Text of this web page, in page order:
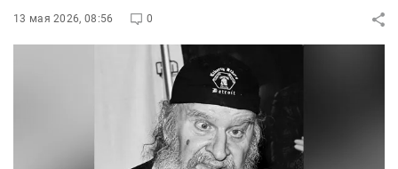
13 мая 2026, 08:56 0